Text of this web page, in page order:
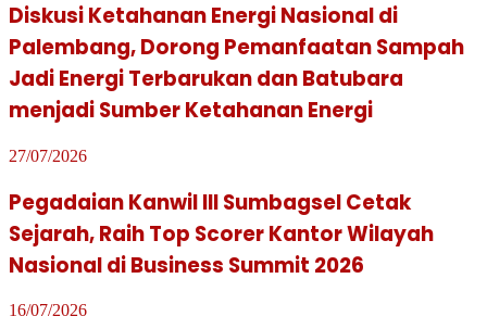
Diskusi Ketahanan Energi Nasional di
Palembang, Dorong Pemanfaatan Sampah
Jadi Energi Terbarukan dan Batubara
menjadi Sumber Ketahanan Energi
27/07/2026
Pegadaian Kanwil III Sumbagsel Cetak
Sejarah, Raih Top Scorer Kantor Wilayah
Nasional di Business Summit 2026
16/07/2026